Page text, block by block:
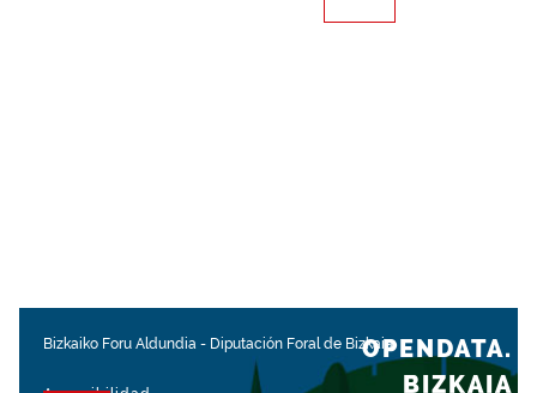
Bizkaiko Foru Aldundia - Diputación Foral de BizkaiaOPENDATA.
BIZKAIA